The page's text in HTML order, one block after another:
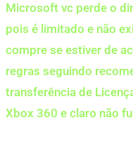
Microsoft vc perde o
pois é limitado e não
compre se estiver de
regras seguindo
transferência de
Xbox 360 e claro não